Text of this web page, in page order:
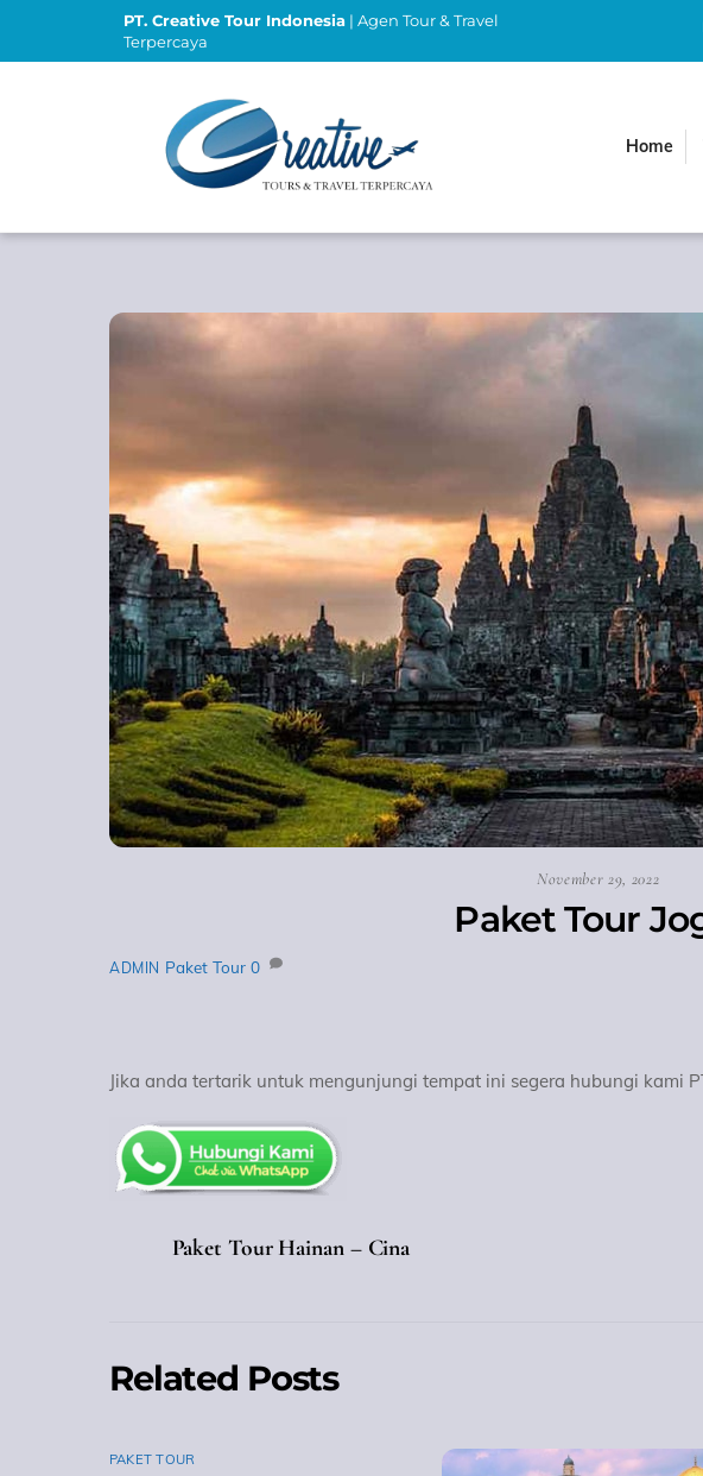
content
PT. Creative Tour Indonesia | Agen Tour & Travel
Terpercaya
Home
November 29, 2022
Paket Tour
ADMIN Paket Tour 0
Jika anda tertarik untuk mengunjungi tempat ini segera hubungi kami
Paket Tour Hainan – Cina
Related Posts
PAKET TOUR